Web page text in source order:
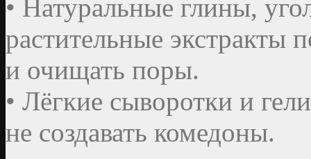
• Натуральные глины,
растительные экстракты
и очищать поры.
• Лёгкие сыворотки и
не создавать комедоны.